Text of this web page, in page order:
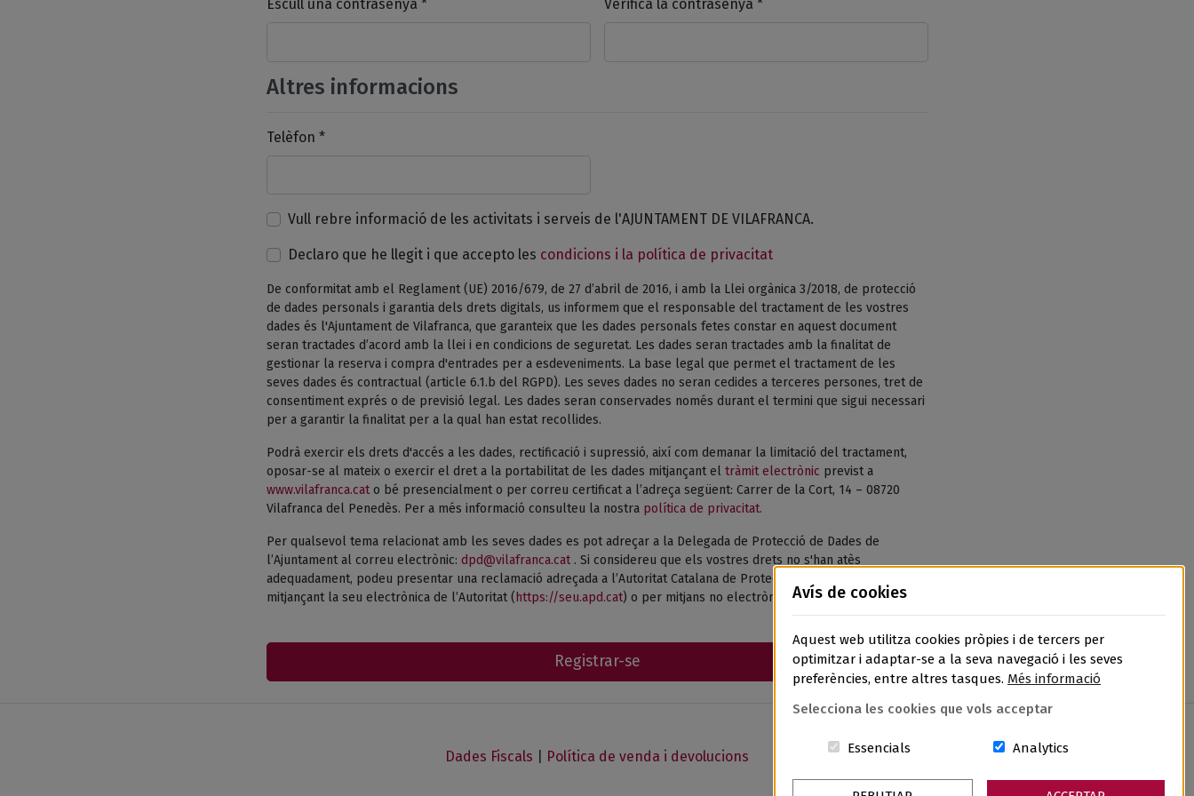
Escull una contrasenya * Verifica la contrasenya *
Altres informacions
Telèfon *
Vull rebre informació de les activitats i serveis de l'AJUNTAMENT DE VILAFRANCA.
Declaro que he llegit i que accepto les condicions i la política de privacitat
De conformitat amb el Reglament (UE) 2016/679, de 27 d’abril de 2016, i amb la Llei orgànica 3/2018, de protecció
de dades personals i garantia dels drets digitals, us informem que el responsable del tractament de les vostres
dades és l'Ajuntament de Vilafranca, que garanteix que les dades personals fetes constar en aquest document
seran tractades d’acord amb la llei i en condicions de seguretat. Les dades seran tractades amb la finalitat de
gestionar la reserva i compra d'entrades per a esdeveniments. La base legal que permet el tractament de les
seves dades és contractual (article 6.1.b del RGPD). Les seves dades no seran cedides a terceres persones, tret de
consentiment exprés o de previsió legal. Les dades seran conservades només durant el termini que sigui necessari
per a garantir la finalitat per a la qual han estat recollides.
Podrà exercir els drets d'accés a les dades, rectificació i supressió, així com demanar la limitació del tractament,
oposar-se al mateix o exercir el dret a la portabilitat de les dades mitjançant el tràmit electrònic previst a
www.vilafranca.cato bé presencialment o per correu certificat a l’adreça següent: Carrer de la Cort, 14 – 08720
Vilafranca del Penedès. Per a més informació consulteu la nostra política de privacitat.
Per qualsevol tema relacionat amb les seves dades es pot adreçar a la Delegada de Protecció de Dades de
l’Ajuntament al correu electrònic: dpd@vilafranca.cat. Si considereu que els vostres drets no s'han atès
adequadament, podeu presentar una reclamació adreçada a l’Autoritat Catalana de Protecció de Dades, l’APDCAT,
mitjançant la seu electrònica de l’Autoritat ( https://seu.apd.cat) o per mitjans no electrònics.
Registrar-se
Dades Fiscals Política de venda i devolucions
Avís de cookies
Aquest web utilitza cookies pròpies i de tercers per
optimitzar i adaptar-se a la seva navegació i les seves
preferències, entre altres tasques. Més informació
Selecciona les cookies que vols acceptar
Essencials Aquestes cookies són essencials per al lloc
Analytics